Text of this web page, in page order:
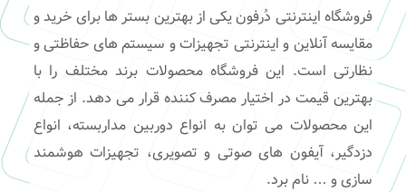
فروشگاه اینترنتی دُرفون یکی از بهترین بستر ها برای خرید و
مقایسه آنلاین و اینترنتی تجهیزات و سیستم های حفاظتی و
نظارتی است. این فروشگاه محصولات برند مختلف را با
بهترین قیمت در اختیار مصرف کننده قرار می دهد. از جمله
این محصولات می توان به انواع دوربین مداربسته، انواع
دزدگیر، آیفون های صوتی و تصویری، تجهیزات هوشمند
سازی و … نام برد.